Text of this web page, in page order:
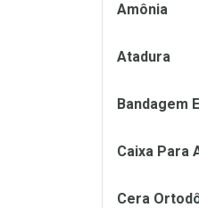
Amônia
Atadura
Bandagem
Caixa Para
Cera